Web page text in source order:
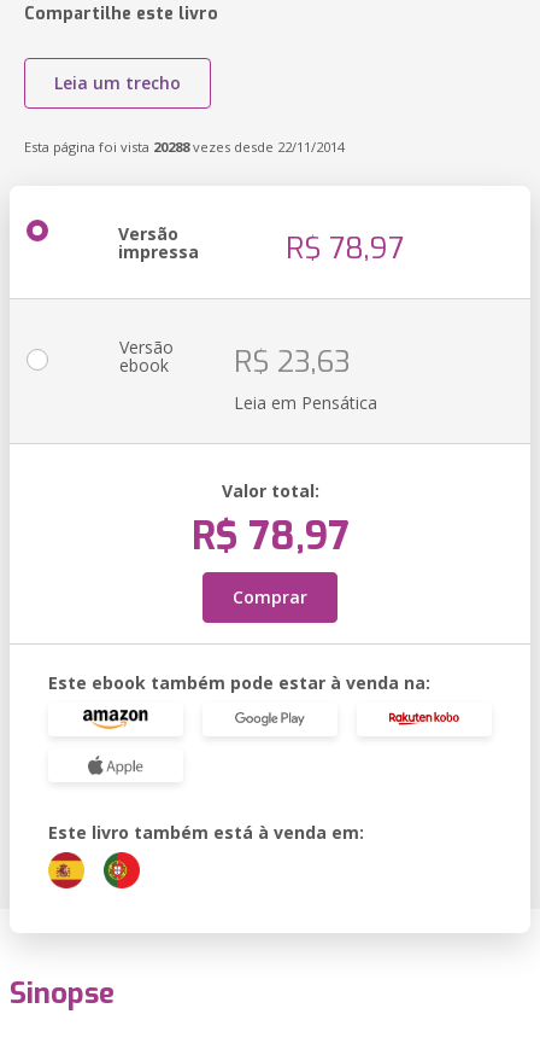
Compartilhe este livro
Leia um trecho
Esta página foi vista 20288vezes desde 22/11/2014
Versão
impressa R$ 78,97
Versão
ebook R$ 23,63
Leia em Pensática
Valor total:
R$ 78,97
Comprar
Este ebook também pode estar à venda na:
Este livro também está à venda em:
Sinopse